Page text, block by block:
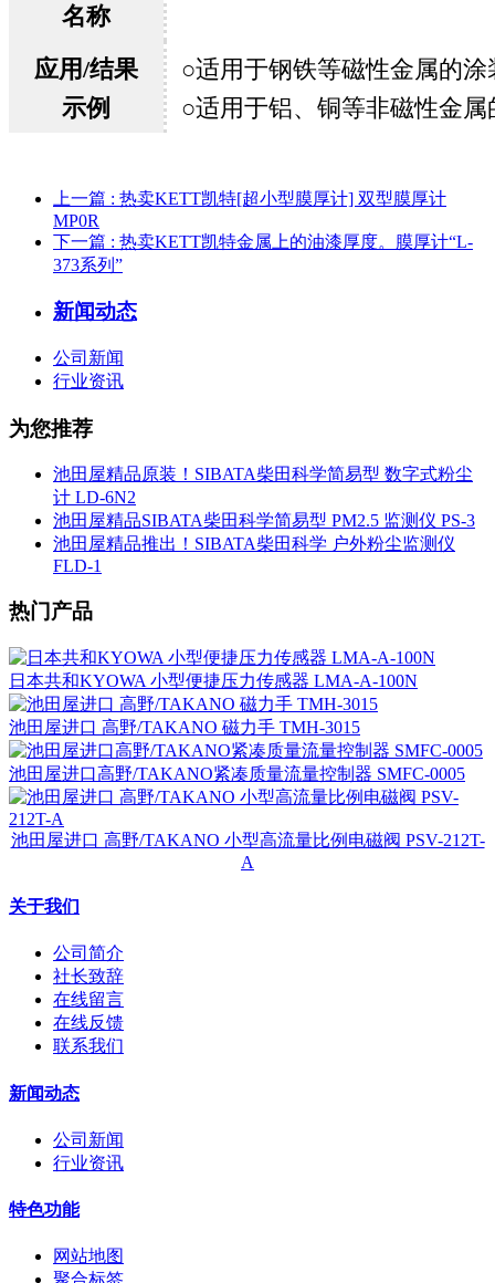
名称
应用/结果
示例
○适用于钢铁等磁性金属的
○适用于铝、铜等非磁性金
上一篇 : 热卖KETT凯特[超小型膜厚计] 双型膜厚计
MP0R
下一篇 : 热卖KETT凯特金属上的油漆厚度。膜厚计“L-
373系列”
新闻动态
公司新闻
行业资讯
为您推荐
池田屋精品原装！SIBATA柴田科学简易型 数字式粉尘
计 LD-6N2
池田屋精品SIBATA柴田科学简易型 PM2.5 监测仪 PS-3
池田屋精品推出！SIBATA柴田科学 户外粉尘监测仪
FLD-1
热门产品
日本共和KYOWA 小型便捷压力传感器 LMA-A-100N
池田屋进口 高野/TAKANO 磁力手 TMH-3015
池田屋进口高野/TAKANO紧凑质量流量控制器 SMFC-0005
池田屋进口 高野/TAKANO 小型高流量比例电磁阀 PSV-212T-
A
关于我们
公司简介
社长致辞
在线留言
在线反馈
联系我们
新闻动态
公司新闻
行业资讯
特色功能
网站地图